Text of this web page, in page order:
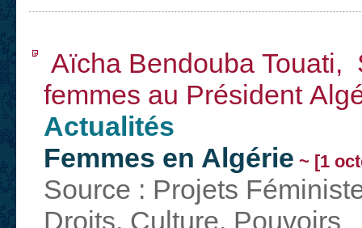
Aïcha Bendouba Touati,
femmes au Président
Actualités
Femmes en Algérie ~ [1
Source : Projets
Droits, Culture, Pouvoirs